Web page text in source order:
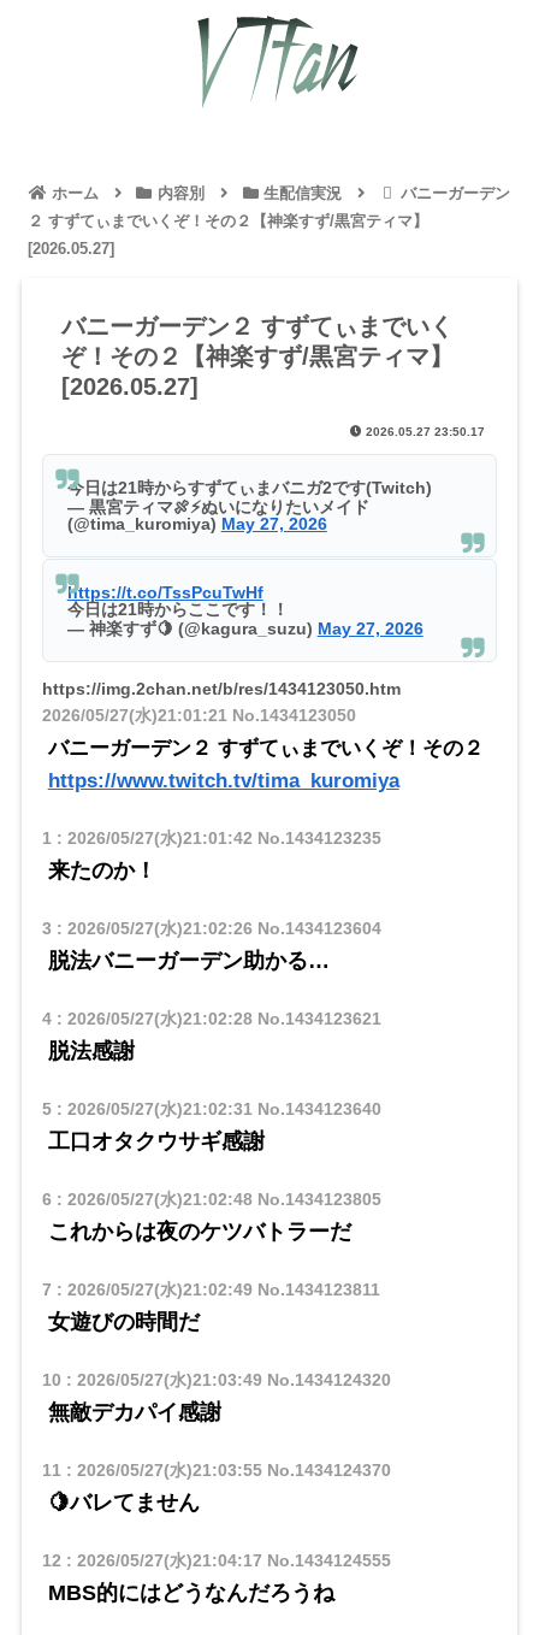
ホーム 内容別 生配信実況
バニーガーデン
２ すずてぃまでいくぞ！その２【神楽すず/黒宮ティマ】
[2026.05.27]
バニーガーデン２ すずてぃまでいく
ぞ！その２【神楽すず/黒宮ティマ】
[2026.05.27]
2026.05.27 23:50.17
今日は21時からすずてぃまバニガ2です(Twitch)
— 黒宮ティマ🍖⚡️ぬいになりたいメイド
(@tima_kuromiya) May 27, 2026
https://t.co/TssPcuTwHf
今日は21時からここです！！
— 神楽すず🍋 (@kagura_suzu) May 27, 2026
https://img.2chan.net/b/res/1434123050.htm
2026/05/27(水)21:01:21No.1434123050
バニーガーデン２ すずてぃまでいくぞ！その２
https://www.twitch.tv/tima_kuromiya
1: 2026/05/27(水)21:01:42 No.1434123235
来たのか！
3 : 2026/05/27(水)21:02:26 No.1434123604
脱法バニーガーデン助かる…
4: 2026/05/27(水)21:02:28No.1434123621
脱法感謝
5: 2026/05/27(水)21:02:31No.1434123640
工口オタクウサギ感謝
6 : 2026/05/27(水)21:02:48No.1434123805
これからは夜のケツバトラーだ
7 : 2026/05/27(水)21:02:49No.1434123811
女遊びの時間だ
10 : 2026/05/27(水)21:03:49No.1434124320
無敵デカパイ感謝
11: 2026/05/27(水)21:03:55No.1434124370
🍋バレてません
12 : 2026/05/27(水)21:04:17 No.1434124555
MBS的にはどうなんだろうね